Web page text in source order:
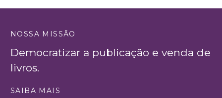
NOSSA MISSÃO
Democratizar a publicação e venda de
livros.
SAIBA MAIS